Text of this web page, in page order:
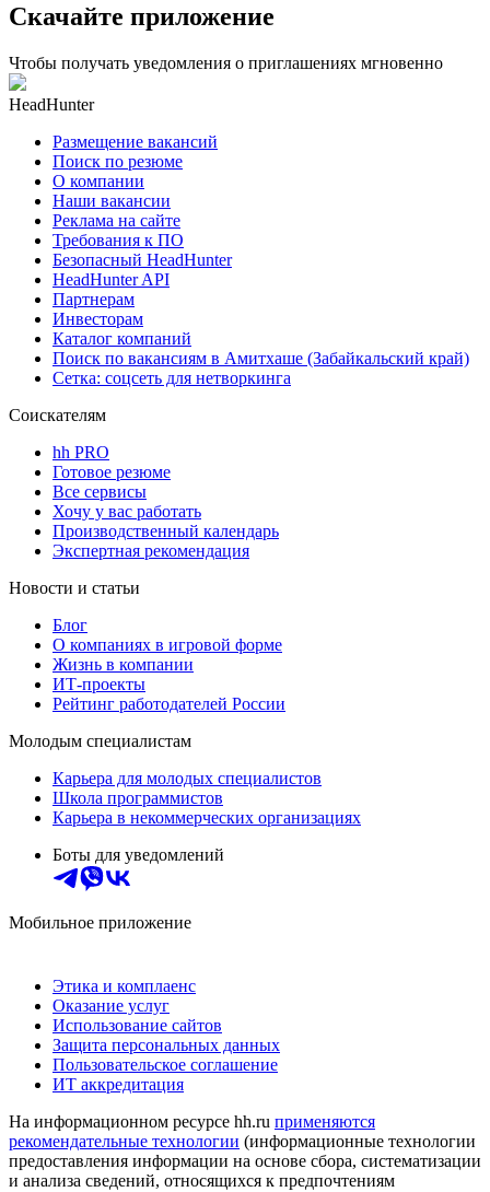
Скачайте приложение
Чтобы получать уведомления о приглашениях мгновенно
HeadHunter
Размещение вакансий
Поиск по резюме
О компании
Наши вакансии
Реклама на сайте
Требования к ПО
Безопасный HeadHunter
HeadHunter API
Партнерам
Инвесторам
Каталог компаний
Поиск по вакансиям в Амитхаше (Забайкальский край)
Сетка: соцсеть для нетворкинга
Соискателям
hh PRO
Готовое резюме
Все сервисы
Хочу у вас работать
Производственный календарь
Экспертная рекомендация
Новости и статьи
Блог
О компаниях в игровой форме
Жизнь в компании
ИТ-проекты
Рейтинг работодателей России
Молодым специалистам
Карьера для молодых специалистов
Школа программистов
Карьера в некоммерческих организациях
Боты для уведомлений
Мобильное приложение
Этика и комплаенс
Оказание услуг
Использование сайтов
Защита персональных данных
Пользовательское соглашение
ИТ аккредитация
На информационном ресурсе hh.ru применяются
рекомендательные технологии (информационные технологии
предоставления информации на основе сбора, систематизации
и анализа сведений, относящихся к предпочтениям